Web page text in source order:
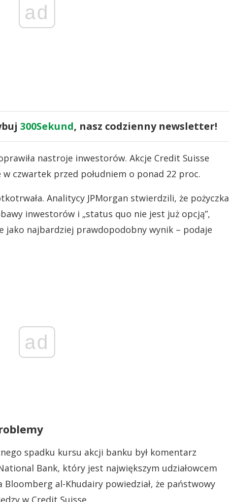
ad
300Sekund, nasz codzienny newsletter!
nastroje inwestorów. Akcje Credit Suisse
w czwartek przed południem o ponad 22 proc.
Analitycy JPMorgan stwierdzili, że pożyczka
inwestorów i „status quo nie jest już opcją”,
jako najbardziej prawdopodobny wynik – podaje
ad
spadku kursu akcji banku był komentarz
Bank, który jest największym udziałowcem
al-Khudairy powiedział, że państwowy
w Credit Suisse.